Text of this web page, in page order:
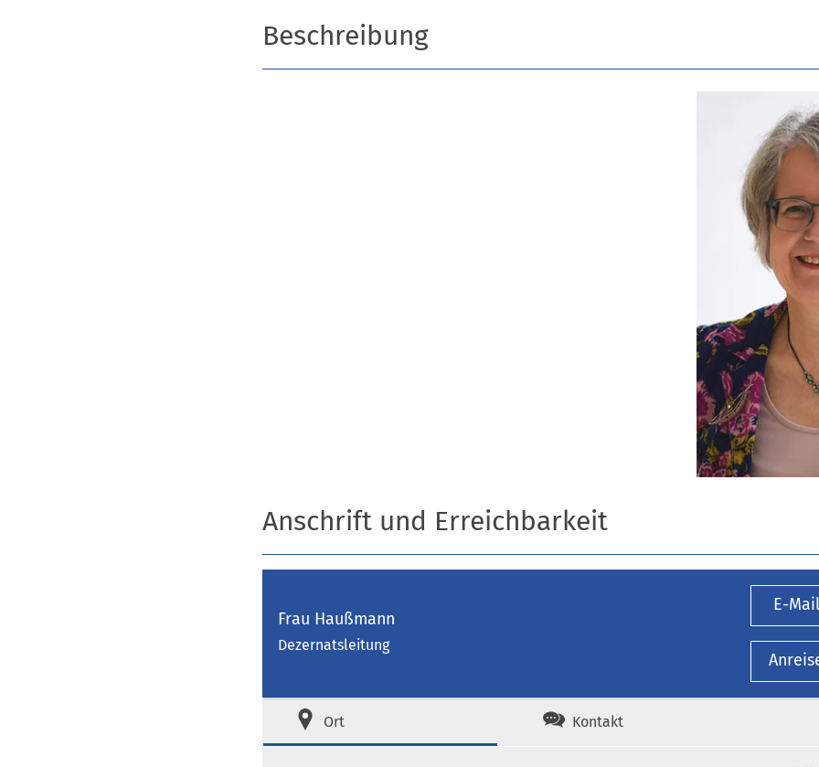
Beschreibung
Anschrift und Erreichbarkeit
Frau Haußmann
Dezernatsleitung
E-Mail
Ort Kontakt